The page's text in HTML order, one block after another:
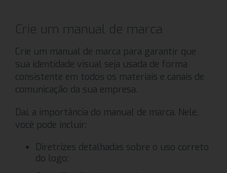
Crie um manual de marca
Crie um manual de marca para garantir que
sua identidade visual seja usada de forma
consistente em todos os materiais e canais de
comunicação da sua empresa.
Daí, a importância do manual de marca. Nele,
você pode incluir:
Diretrizes detalhadas sobre o uso correto
do logo;